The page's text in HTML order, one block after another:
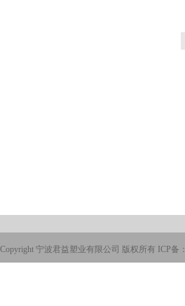
Copyright 宁波君益塑业有限公司 版权所有 ICP备：